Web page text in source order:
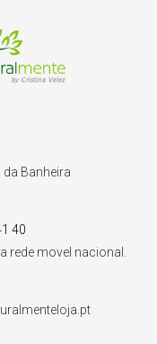
Banheira
40
rede movel nacional.